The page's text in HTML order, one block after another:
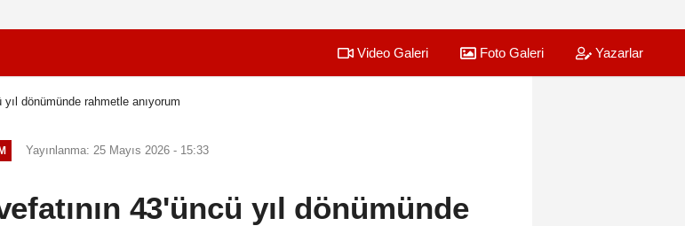
Video Galeri Foto Galeri Yazarlar
dönümünde rahmetle anıyorum
Yayınlanma: 25 Mayıs 2026 - 15:33
43'üncü yıl dönümünde